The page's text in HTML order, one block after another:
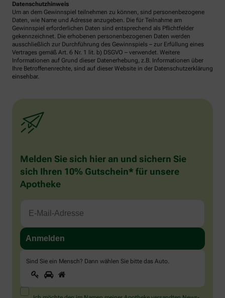
Datenschutzhinweis
Um an dem Gewinnspiel teilnehmen zu können, sind personenbezogene
Daten, wie Name und Adresse anzugeben. Die für Teilnahme am
Gewinnspiel erforderlichen Daten sind entsprechend als Pflichtfelder
gekennzeichnet. Die erhobenen personenbezogenen Daten werden
ausschließlich zur Durchführung des Gewinnspiels – zur Erfüllung eines
Vertrages gemäß Art. 6 Nr. 1 lit. b) DSGVO – verwendet. Weitere
Informationen auf Grund dieser Datenerhebung, z.B. Informationen über
Ihre Betroffenenrechte, sind auf dieser Website in der Datenschutzerklärung
einsehbar.
Melden Sie sich hier an und sichern Sie
sich Ihren 10% Gutschein* für unsere
Apotheke
Sind Sie ein Mensch? Dann wählen Sie bitte das Auto.
Sind
Sie
ein
1 2